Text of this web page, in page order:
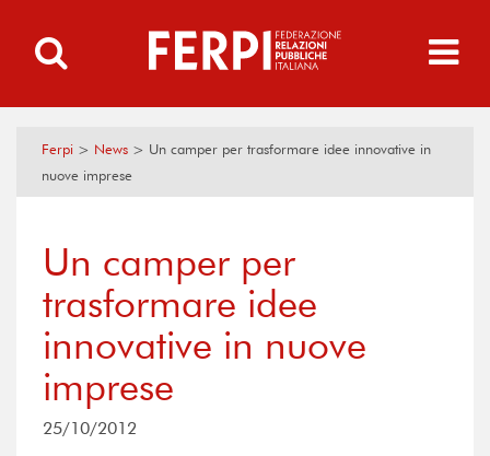
Ferpi > News > Un camper per trasformare idee innovative in
nuove imprese
Un camper per
trasformare idee
innovative in nuove
imprese
25/10/2012